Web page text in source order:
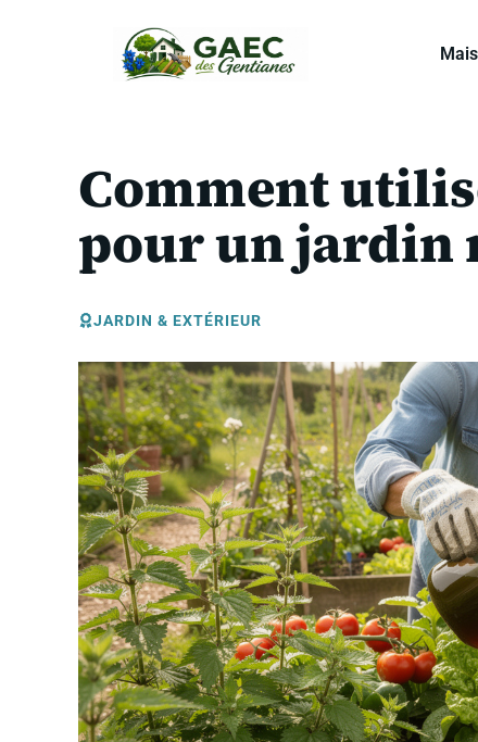
Comment
pour un jardin
JARDIN & EXTÉRIEUR